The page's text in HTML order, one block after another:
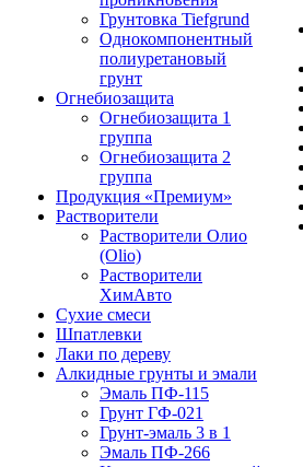
Грунтовка Tiefgrund
Однокомпонентный
полиуретановый
грунт
Огнебиозащита
Огнебиозащита 1
группа
Огнебиозащита 2
группа
Продукция «Премиум»
Растворители
Растворители Олио
(Olio)
Растворители
ХимАвто
Сухие смеси
Шпатлевки
Лаки по дереву
Алкидные грунты и эмали
Эмаль ПФ-115
Грунт ГФ-021
Грунт-эмаль 3 в 1
Эмаль ПФ-266